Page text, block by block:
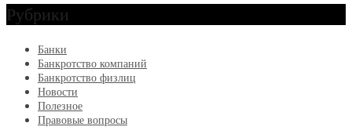
Рубрики
Банки
Банкротство компаний
Банкротство физлиц
Новости
Полезное
Правовые вопросы